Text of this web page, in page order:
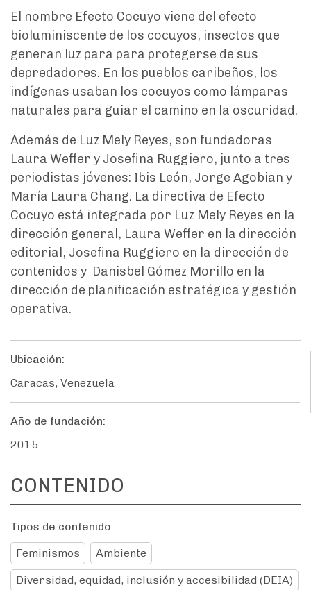
El nombre Efecto Cocuyo viene del efecto
bioluminiscente de los cocuyos, insectos que
generan luz para para protegerse de sus
depredadores. En los pueblos caribeños, los
indígenas usaban los cocuyos como lámparas
naturales para guiar el camino en la oscuridad.
Además de Luz Mely Reyes, son fundadoras
Laura Weffer y Josefina Ruggiero, junto a tres
periodistas jóvenes: Ibis León, Jorge Agobian y
María Laura Chang. La directiva de Efecto
Cocuyo está integrada por Luz Mely Reyes en la
dirección general, Laura Weffer en la dirección
editorial, Josefina Ruggiero en la dirección de
contenidos y Danisbel Gómez Morillo en la
dirección de planificación estratégica y gestión
operativa.
Ubicación:
Caracas, Venezuela
Año de fundación:
2015
CONTENIDO
Tipos de contenido:
Feminismos
Ambiente
Diversidad, equidad, inclusión y accesibilidad (DEIA)